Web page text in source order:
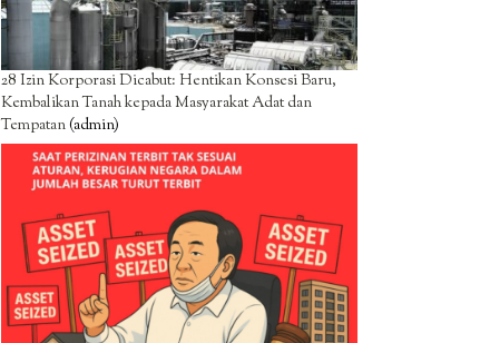
28 Izin Korporasi Dicabut: Hentikan Konsesi Baru,
Kembalikan Tanah kepada Masyarakat Adat dan
Tempatan(admin)